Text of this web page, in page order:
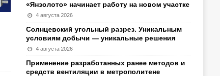
«Янзолото» начинает работу на новом участке
4 августа 2026
Солнцевский угольный разрез. Уникальным
условиям добычи — уникальные решения
4 августа 2026
Применение разработанных ранее методов и
средств вентиляции в метрополитене